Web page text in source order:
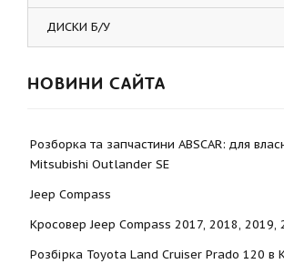
ДИСКИ Б/У
НОВИНИ САЙТА
Розборка та запчастини ABSCAR: для
Mitsubishi Outlander SE
Jeep Compass
Кросовер Jeep Compass 2017, 2018, 2019,
Розбірка Toyota Land Cruiser Prado 120 в